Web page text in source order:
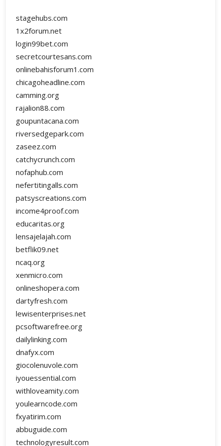
stagehubs.com
1x2forum.net
login99bet.com
secretcourtesans.com
onlinebahisforum1.com
chicagoheadline.com
camming.org
rajalion88.com
goupuntacana.com
riversedgepark.com
zaseez.com
catchycrunch.com
nofaphub.com
nefertitingalls.com
patsyscreations.com
income4proof.com
educaritas.org
lensajelajah.com
betflik09.net
ncaq.org
xenmicro.com
onlineshopera.com
dartyfresh.com
lewisenterprises.net
pcsoftwarefree.org
dailylinking.com
dnafyx.com
giocolenuvole.com
iyouessential.com
withloveamity.com
youlearncode.com
fxyatirim.com
abbuguide.com
technologyresult.com